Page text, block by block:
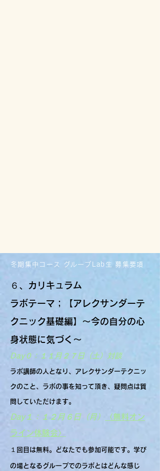
冬期集中コース グループLab生 募集要項
６、カリキュラム
ラボテーマ；【アレクサンダーテ
クニック基礎編】〜今の自分の心
身状態に気づく〜
Day０：１１月２７日（土）対談
ラボ講師の人となり、アレクサンダーテクニッ
クのこと、ラボの事を知って頂き、疑問点は質
問していただけます。
Day１：１２月６日（月）
〈無料オン
ライン体験会〉
１回目は無料。どなたでも参加可能です。学び
の場となるグループでのラボとはどんな感じ